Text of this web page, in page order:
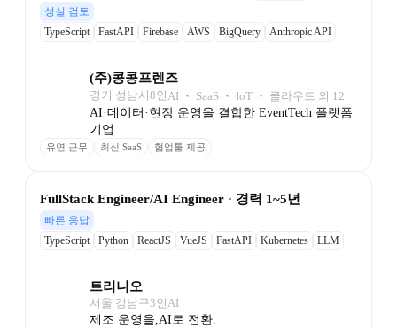
성실 검토
TypeScript
FastAPI Firebase AWS BigQuery
Anthropic API
(주)콩콩프렌즈
경기 성남시 8인AI ‧ SaaS ‧ IoT ‧ 클라우드 외 12
AI·데이터·현장 운영을 결합한 EventTech 플랫폼
기업
유연 근무 최신 SaaS 협업툴 제공
FullStack Engineer/AI Engineer · 경력 1~5년
빠른 응답
TypeScript
Python ReactJS VueJS FastAPI Kubernetes LLM
트리니오
서울 강남구3인AI
제조 운영을,AI로 전환.